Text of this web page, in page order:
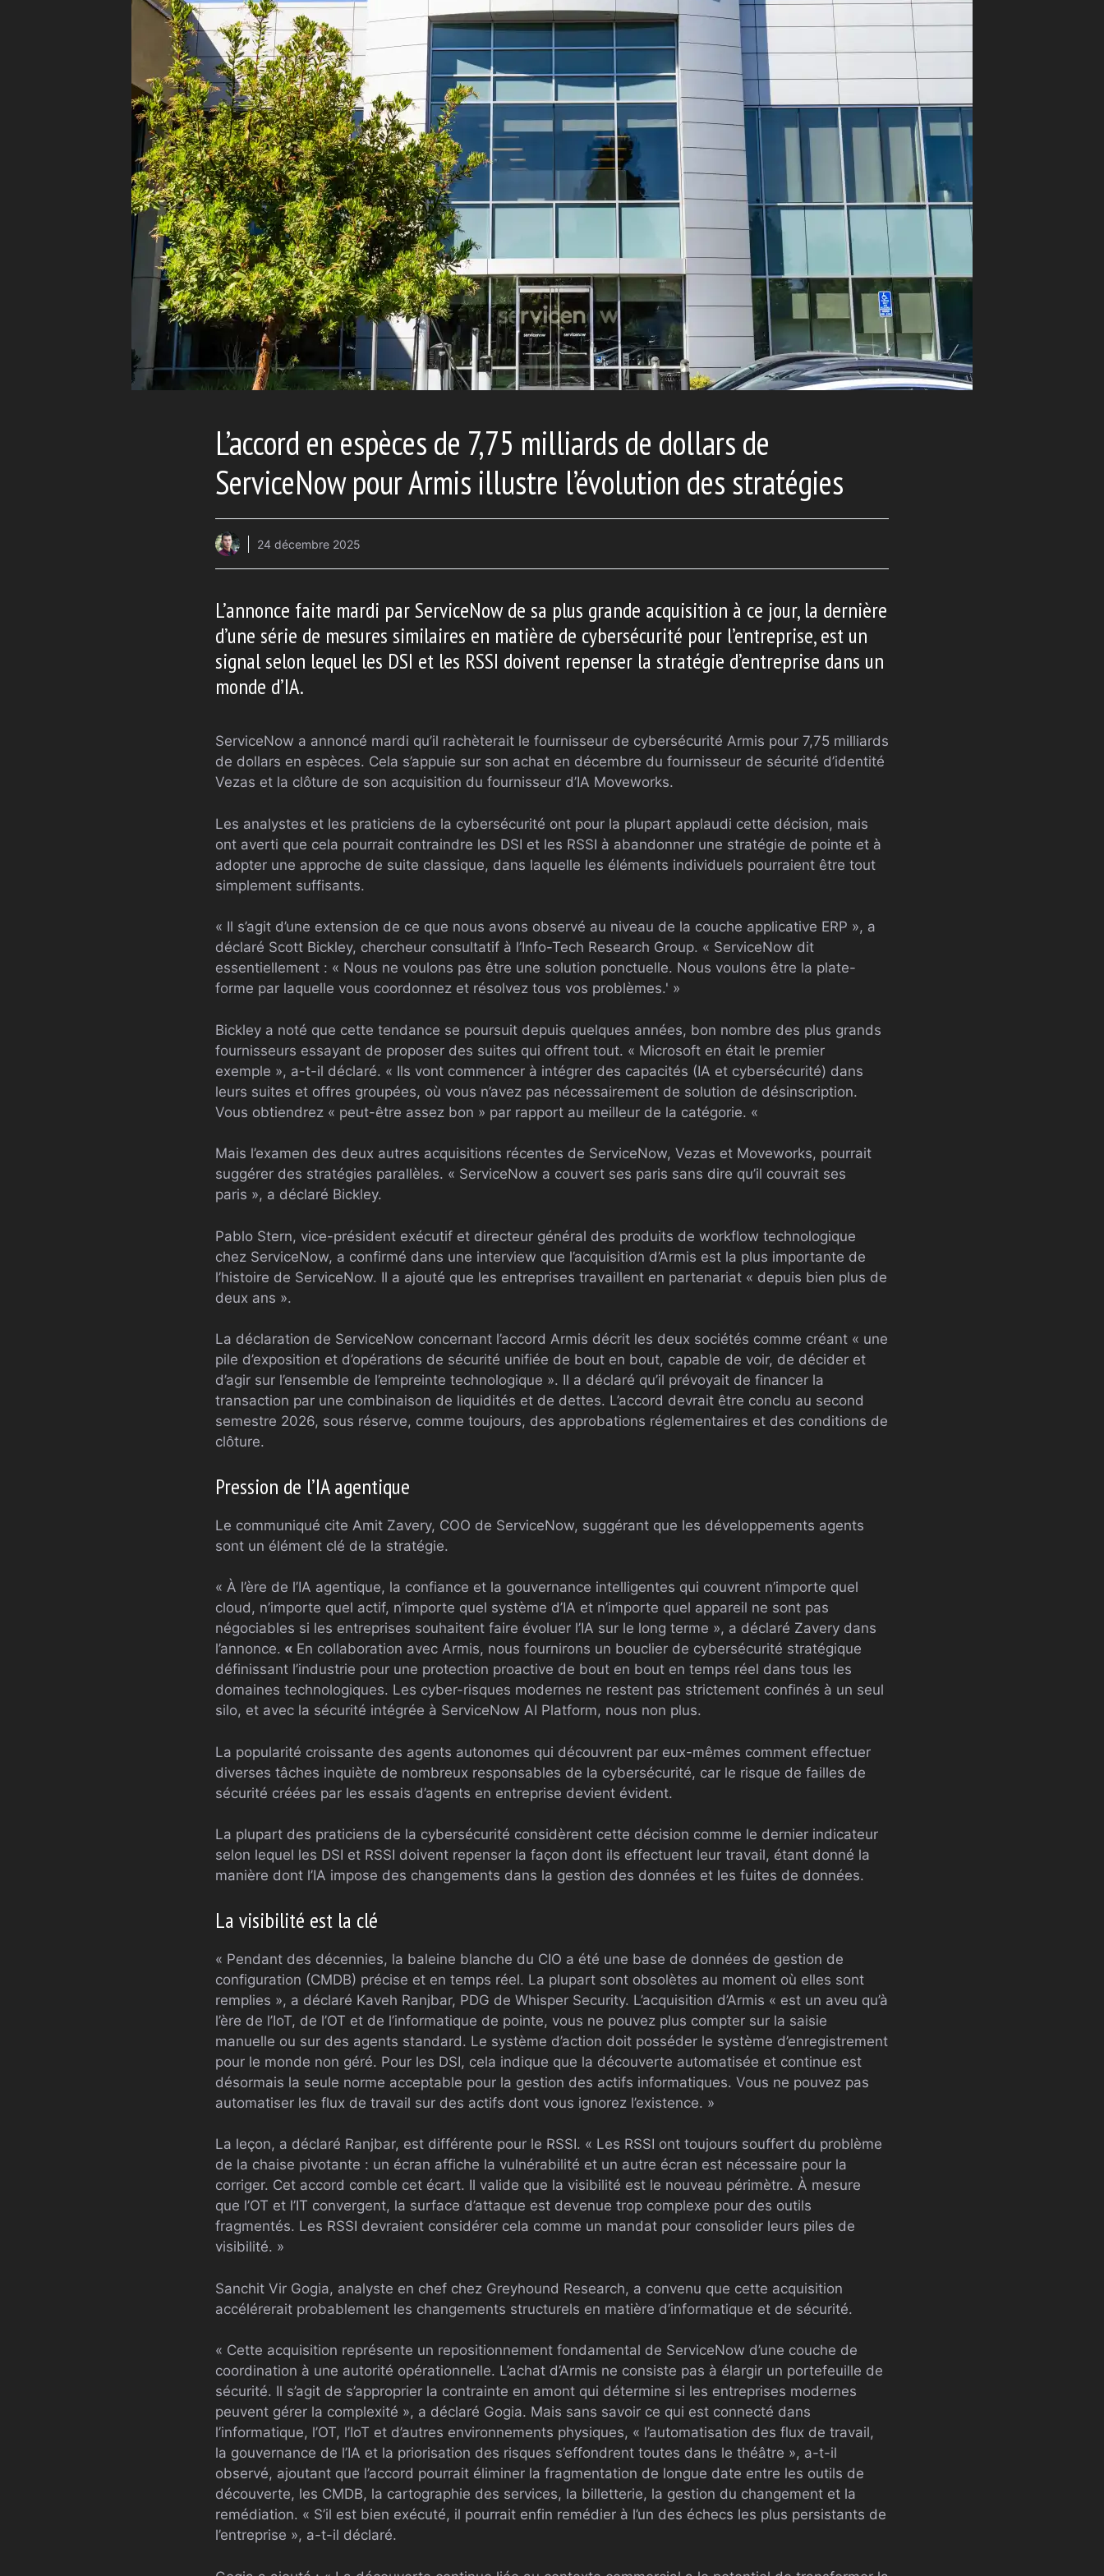
L’accord en espèces de 7,75 milliards de dollars de
ServiceNow pour Armis illustre l’évolution des stratégies
24 décembre 2025
L’annonce faite mardi par ServiceNow de sa plus grande acquisition à ce jour, la dernière
d’une série de mesures similaires en matière de cybersécurité pour l’entreprise, est un
signal selon lequel les DSI et les RSSI doivent repenser la stratégie d’entreprise dans un
monde d’IA.
ServiceNow a annoncé mardi qu’il rachèterait le fournisseur de cybersécurité Armis pour 7,75 milliards
de dollars en espèces. Cela s’appuie sur son achat en décembre du fournisseur de sécurité d’identité
Vezas et la clôture de son acquisition du fournisseur d’IA Moveworks.
Les analystes et les praticiens de la cybersécurité ont pour la plupart applaudi cette décision, mais
ont averti que cela pourrait contraindre les DSI et les RSSI à abandonner une stratégie de pointe et à
adopter une approche de suite classique, dans laquelle les éléments individuels pourraient être tout
simplement suffisants.
« Il s’agit d’une extension de ce que nous avons observé au niveau de la couche applicative ERP », a
déclaré Scott Bickley, chercheur consultatif à l’Info-Tech Research Group. « ServiceNow dit
essentiellement : « Nous ne voulons pas être une solution ponctuelle. Nous voulons être la plate-
forme par laquelle vous coordonnez et résolvez tous vos problèmes.' »
Bickley a noté que cette tendance se poursuit depuis quelques années, bon nombre des plus grands
fournisseurs essayant de proposer des suites qui offrent tout. « Microsoft en était le premier
exemple », a-t-il déclaré. « Ils vont commencer à intégrer des capacités (IA et cybersécurité) dans
leurs suites et offres groupées, où vous n’avez pas nécessairement de solution de désinscription.
Vous obtiendrez « peut-être assez bon » par rapport au meilleur de la catégorie. «
Mais l’examen des deux autres acquisitions récentes de ServiceNow, Vezas et Moveworks, pourrait
suggérer des stratégies parallèles. « ServiceNow a couvert ses paris sans dire qu’il couvrait ses
paris », a déclaré Bickley.
Pablo Stern, vice-président exécutif et directeur général des produits de workflow technologique
chez ServiceNow, a confirmé dans une interview que l’acquisition d’Armis est la plus importante de
l’histoire de ServiceNow. Il a ajouté que les entreprises travaillent en partenariat « depuis bien plus de
deux ans ».
La déclaration de ServiceNow concernant l’accord Armis décrit les deux sociétés comme créant « une
pile d’exposition et d’opérations de sécurité unifiée de bout en bout, capable de voir, de décider et
d’agir sur l’ensemble de l’empreinte technologique ». Il a déclaré qu’il prévoyait de financer la
transaction par une combinaison de liquidités et de dettes. L’accord devrait être conclu au second
semestre 2026, sous réserve, comme toujours, des approbations réglementaires et des conditions de
clôture.
Pression de l’IA agentique
Le communiqué cite Amit Zavery, COO de ServiceNow, suggérant que les développements agents
sont un élément clé de la stratégie.
« À l’ère de l’IA agentique, la confiance et la gouvernance intelligentes qui couvrent n’importe quel
cloud, n’importe quel actif, n’importe quel système d’IA et n’importe quel appareil ne sont pas
négociables si les entreprises souhaitent faire évoluer l’IA sur le long terme », a déclaré Zavery dans
l’annonce. « En collaboration avec Armis, nous fournirons un bouclier de cybersécurité stratégique
définissant l’industrie pour une protection proactive de bout en bout en temps réel dans tous les
domaines technologiques. Les cyber-risques modernes ne restent pas strictement confinés à un seul
silo, et avec la sécurité intégrée à ServiceNow AI Platform, nous non plus.
La popularité croissante des agents autonomes qui découvrent par eux-mêmes comment effectuer
diverses tâches inquiète de nombreux responsables de la cybersécurité, car le risque de failles de
sécurité créées par les essais d’agents en entreprise devient évident.
La plupart des praticiens de la cybersécurité considèrent cette décision comme le dernier indicateur
selon lequel les DSI et RSSI doivent repenser la façon dont ils effectuent leur travail, étant donné la
manière dont l’IA impose des changements dans la gestion des données et les fuites de données.
La visibilité est la clé
« Pendant des décennies, la baleine blanche du CIO a été une base de données de gestion de
configuration (CMDB) précise et en temps réel. La plupart sont obsolètes au moment où elles sont
remplies », a déclaré Kaveh Ranjbar, PDG de Whisper Security. L’acquisition d’Armis « est un aveu qu’à
l’ère de l’IoT, de l’OT et de l’informatique de pointe, vous ne pouvez plus compter sur la saisie
manuelle ou sur des agents standard. Le système d’action doit posséder le système d’enregistrement
pour le monde non géré. Pour les DSI, cela indique que la découverte automatisée et continue est
désormais la seule norme acceptable pour la gestion des actifs informatiques. Vous ne pouvez pas
automatiser les flux de travail sur des actifs dont vous ignorez l’existence. »
La leçon, a déclaré Ranjbar, est différente pour le RSSI. « Les RSSI ont toujours souffert du problème
de la chaise pivotante : un écran affiche la vulnérabilité et un autre écran est nécessaire pour la
corriger. Cet accord comble cet écart. Il valide que la visibilité est le nouveau périmètre. À mesure
que l’OT et l’IT convergent, la surface d’attaque est devenue trop complexe pour des outils
fragmentés. Les RSSI devraient considérer cela comme un mandat pour consolider leurs piles de
visibilité. »
Sanchit Vir Gogia, analyste en chef chez Greyhound Research, a convenu que cette acquisition
accélérerait probablement les changements structurels en matière d’informatique et de sécurité.
« Cette acquisition représente un repositionnement fondamental de ServiceNow d’une couche de
coordination à une autorité opérationnelle. L’achat d’Armis ne consiste pas à élargir un portefeuille de
sécurité. Il s’agit de s’approprier la contrainte en amont qui détermine si les entreprises modernes
peuvent gérer la complexité », a déclaré Gogia. Mais sans savoir ce qui est connecté dans
l’informatique, l’OT, l’IoT et d’autres environnements physiques, « l’automatisation des flux de travail,
la gouvernance de l’IA et la priorisation des risques s’effondrent toutes dans le théâtre », a-t-il
observé, ajoutant que l’accord pourrait éliminer la fragmentation de longue date entre les outils de
découverte, les CMDB, la cartographie des services, la billetterie, la gestion du changement et la
remédiation. « S’il est bien exécuté, il pourrait enfin remédier à l’un des échecs les plus persistants de
l’entreprise », a-t-il déclaré.